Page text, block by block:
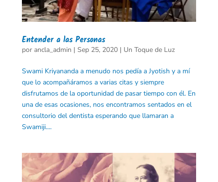
Entender a las Personas
por ancla_admin | Sep 25, 2020| Un Toque de Luz
Swami Kriyananda a menudo nos pedía a Jyotish y a mí
que lo acompañáramos a varias citas y siempre
disfrutamos de la oportunidad de pasar tiempo con él. En
una de esas ocasiones, nos encontramos sentados en el
consultorio del dentista esperando que llamaran a
Swamiji....